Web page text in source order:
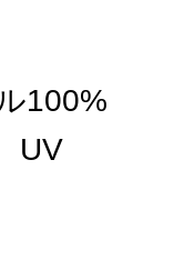
100%
UV